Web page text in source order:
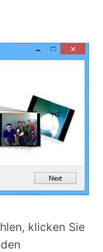
klicken Sie